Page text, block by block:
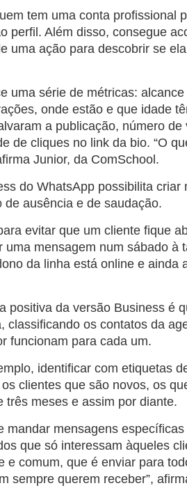
tem uma conta profissional
perfil. Além disso, consegue
uma ação para descobrir se
uma série de métricas:
onde estão e que idade
a publicação, número de
de cliques no link da bio. “O
Junior, da ComSchool.
do WhatsApp possibilita criar
de ausência e de saudação.
evitar que um cliente fique
uma mensagem num sábado à
da linha está online e ainda
positiva da versão Business é
classificando os contatos da
funcionam para cada um.
identificar com etiquetas
clientes que são novos, os
três meses e assim por diante.
mandar mensagens
que só interessam àqueles
e comum, que é enviar para
sempre querem receber”,